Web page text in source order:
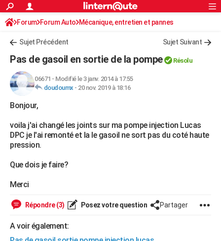
ACTUALITÉS
Politique
Société
Faits Divers
Education
Monde
Villes
+
FINANCE
Retraite
Impôts
Epargne
Immobilier
Risques naturels par ville
Banque
Assurance
Crédit
AUTO
Essais
Réserver un essai
Citadines
Berlines
SUV
Forum auto
+HIGH-TECH
Mobiles
Meilleur smartphone
Internet
Ordinateurs
Jeux vidéo
Guide high-tech
+BRICOLAGE
Forum
Aménagement intérieur
Extérieur
Cuisine
Salle de bains
Jardinage
Rangement
Guides de France
Escapades
Patrimoine
Expositions
Musées
Week-end nature
Alimentation
Guide de la santé
Maladies
Médicaments
Sommeil
Destinations
City break
Voyage nature
Voyage de noces
Forum
Climat
+
Rechercher
S'inscrire
Connexion
Forum Forum Auto Mécanique, entretien et pannes
Sujet Précédent Sujet Suivant
Pas de gasoil en sortie de la pompe Résolu
06671 - Modifié le 3 janv. 2014 à 17:55
doudoumx - 20 nov. 2019 à 18:16
Bonjour,
voila j'ai changé les joints sur ma pompe injection Lucas
DPC je l'ai remonté et la le gasoil ne sort pas du coté haute
pression.
Que dois je faire?
Merci
Répondre (3) Posez votre question Partager
A voir également: